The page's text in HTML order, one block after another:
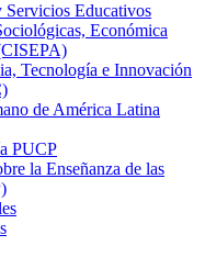
Servicios Educativos
Económica
Tecnología e Innovación
de América Latina
PUCP
la Enseñanza de las